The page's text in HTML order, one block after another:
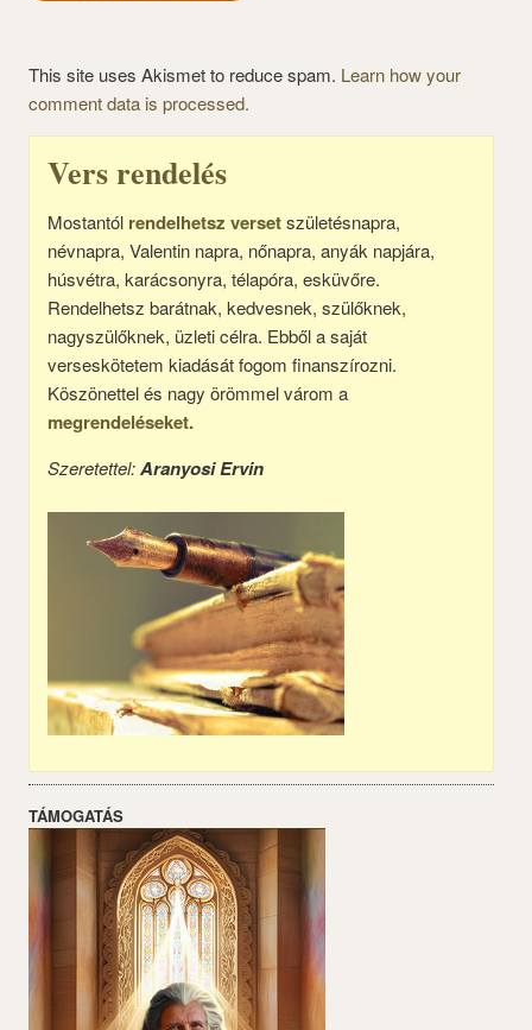
This site uses Akismet to reduce spam. Learn how your
comment data is processed.
Vers rendelés
Mostantól rendelhetsz versetszületésnapra,
névnapra, Valentin napra, nőnapra, anyák napjára,
húsvétra, karácsonyra, télapóra, esküvőre.
Rendelhetsz barátnak, kedvesnek, szülőknek,
nagyszülőknek, üzleti célra. Ebből a saját
verseskötetem kiadását fogom finanszírozni.
Köszönettel és nagy örömmel várom a
megrendeléseket.
Szeretettel:Aranyosi Ervin
TÁMOGATÁS